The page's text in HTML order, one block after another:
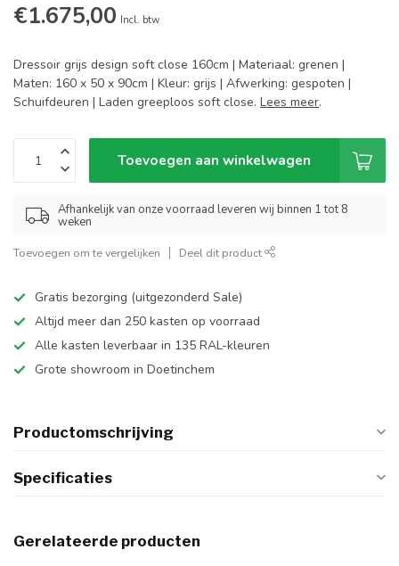
€1.675,00 Incl. btw
Dressoir grijs design soft close 160cm | Materiaal: grenen |
Maten: 160 x 50 x 90cm | Kleur: grijs | Afwerking: gespoten |
Schuifdeuren | Laden greeploos soft close. Lees meer.
Toevoegen aan winkelwagen
Afhankelijk van onze voorraad leveren wij binnen 1 tot 8
weken
Toevoegen om te vergelijken Deel dit product
Gratis bezorging (uitgezonderd Sale)
Altijd meer dan 250 kasten op voorraad
Alle kasten leverbaar in 135 RAL-kleuren
Grote showroom in Doetinchem
Productomschrijving
Specificaties
Gerelateerde producten